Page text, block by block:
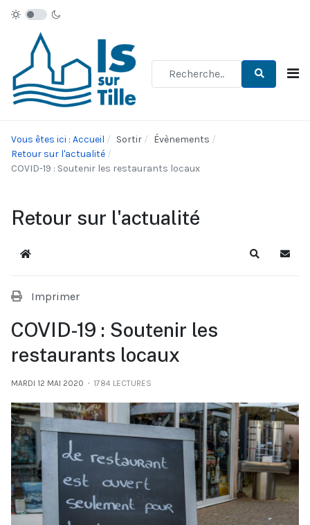
Vous êtes ici : Accueil Sortir
Évènements
Retour sur l'actualité
COVID-19 : Soutenir les restaurants locaux
Retour sur l'actualité
Accueil Recherche
Imprimer
COVID-19 : Soutenir les
restaurants locaux
MARDI 12 MAI 2020 1784 LECTURES